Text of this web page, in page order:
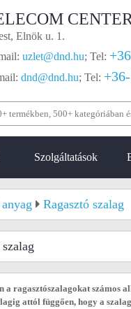
Elnök u. 1.
uzlet@dnd.hu; Tel:
dnd@dnd.hu; Tel:
Szolgáltatások
Ragasztó szalag
a ragasztószalagokat számos
attól függően, hogy a